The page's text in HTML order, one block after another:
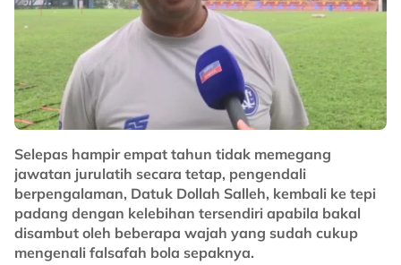
Selepas hampir empat tahun tidak memegang
jawatan jurulatih secara tetap, pengendali
berpengalaman, Datuk Dollah Salleh, kembali ke tepi
padang dengan kelebihan tersendiri apabila bakal
disambut oleh beberapa wajah yang sudah cukup
mengenali falsafah bola sepaknya.